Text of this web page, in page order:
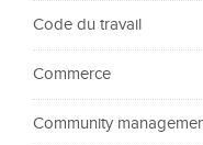
Code du travail
Commerce
Community